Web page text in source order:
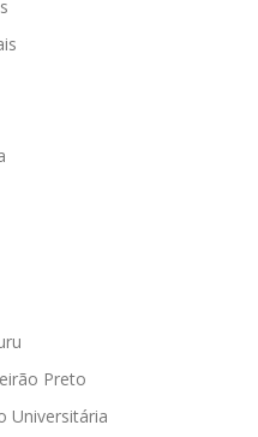
Preto
Universitária